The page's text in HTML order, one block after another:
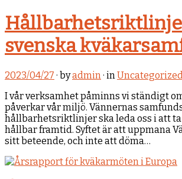
svenska
2023/04/27 · byadmin · in Uncategorized
I vår verksamhet påminns vi ständigt
påverkar vår miljö. Vännernas
hållbarhetsriktlinjer ska leda oss i att ta
hållbar framtid. Syftet är att uppmana
sitt beteende, och inte att döma…